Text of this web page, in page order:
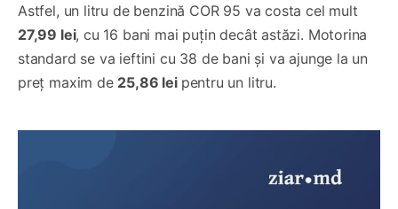
Astfel, un litru de benzină COR 95 va costa cel mult
27,99 lei, cu 16 bani mai puțin decât astăzi. Motorina
standard se va ieftini cu 38 de bani și va ajunge la un
preț maxim de 25,86 lei pentru un litru.